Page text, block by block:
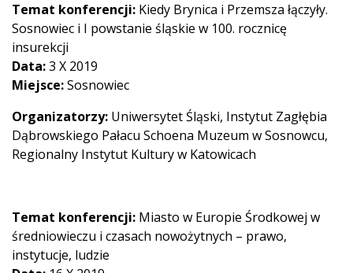
Temat konferencji: Kiedy Brynica i Przemsza łączyły.
Sosnowiec i I powstanie śląskie w 100. rocznicę
insurekcji
Data:3 X 2019
Miejsce:Sosnowiec
Organizatorzy: Uniwersytet Śląski, Instytut Zagłębia
Dąbrowskiego Pałacu Schoena Muzeum w Sosnowcu,
Regionalny Instytut Kultury w Katowicach
Temat konferencji: Miasto w Europie Środkowej w
średniowieczu i czasach nowożytnych – prawo,
instytucje, ludzie